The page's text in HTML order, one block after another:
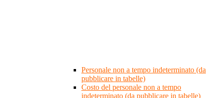
Personale non a tempo indeterminato (da
pubblicare in tabelle)
Costo del personale non a tempo
indeterminato (da pubblicare in tabelle)